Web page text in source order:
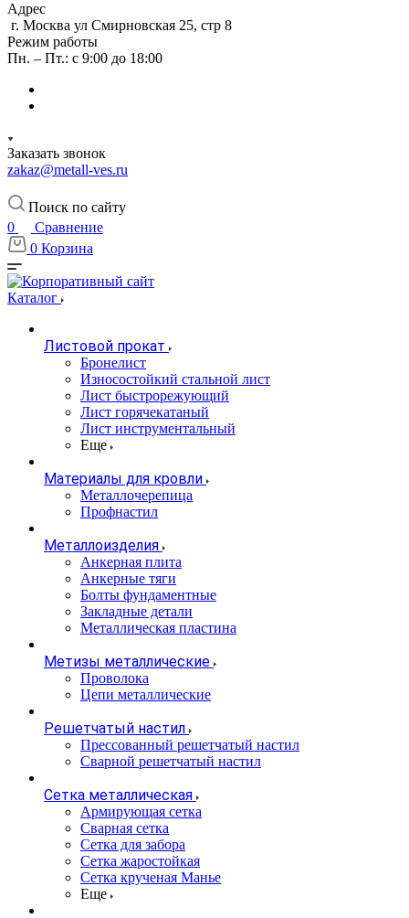
Адрес
г. Москва ул Смирновская 25, стр 8
Режим работы
Пн. – Пт.: с 9:00 до 18:00
Заказать звонок
zakaz@metall-ves.ru
Поиск по сайту
0
Сравнение
0 Корзина
Каталог
Листовой прокат
Бронелист
Износостойкий стальной лист
Лист быстрорежующий
Лист горячекатаный
Лист инструментальный
Еще
Материалы для кровли
Металлочерепица
Профнастил
Металлоизделия
Анкерная плита
Анкерные тяги
Болты фундаментные
Закладные детали
Металлическая пластина
Метизы металлические
Проволока
Цепи металлические
Решетчатый настил
Прессованный решетчатый настил
Сварной решетчатый настил
Сетка металлическая
Армирующая сетка
Сварная сетка
Сетка для забора
Сетка жаростойкая
Сетка крученая Манье
Еще